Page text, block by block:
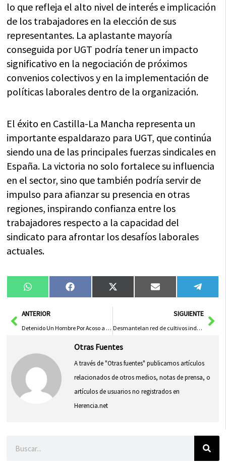
lo que refleja el alto nivel de interés e implicación
de los trabajadores en la elección de sus
representantes. La aplastante mayoría
conseguida por UGT podría tener un impacto
significativo en la negociación de próximos
convenios colectivos y en la implementación de
políticas laborales dentro de la organización.
El éxito en Castilla-La Mancha representa un
importante espaldarazo para UGT, que continúa
siendo una de las principales fuerzas sindicales en
España. La victoria no solo fortalece su influencia
en el sector, sino que también podría servir de
impulso para afianzar su presencia en otras
regiones, inspirando confianza entre los
trabajadores respecto a la capacidad del
sindicato para afrontar los desafíos laborales
actuales.
Compartir
en
WhatsAppCompartir
en
FacebookCompartir
en
X
(Twitter)
Compartir
en
Email
en
AntANTERIOR
Detenido Un Hombre Por Acoso a Concejal Del PSOE en Supermercado de Ciudad Real
SIGUIENTE
Desmantelan red de cultivos indoor de marihuana en Toledo con casi 6.000 plantas confiscadas
Otras Fuentes
A través de "Otras fuentes" publicamos artículos
relacionados de otros medios, notas de prensa, o
artículos de usuarios no registrados en
Herencia.net